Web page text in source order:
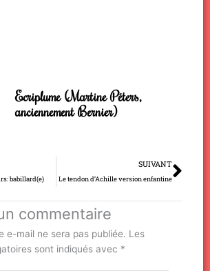
Ecriplume (Martine Péters,
anciennement Bernier)
babillard(e)
SUIVANT
Le tendon d’Achille version enfantine
commentaire
e-mail ne sera pas publiée. Les
sont indiqués avec *